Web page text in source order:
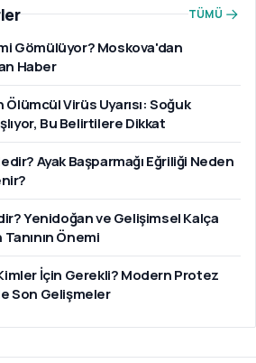
TÜMÜ
Gömülüyor? Moskova'dan
Haber
Virüs Uyarısı: Soğuk
Bu Belirtilere Dikkat
Ayak Başparmağı Eğriliği Neden
Yenidoğan ve Gelişimsel Kalça
Tanının Önemi
İçin Gerekli? Modern Protez
Son Gelişmeler